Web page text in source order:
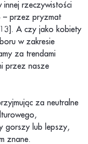
innej rzeczywistości
– przez pryzmat
A czy jako kobiety
w zakresie
za trendami
przez nasze
za neutralne
gorszy lub lepszy,
znane.